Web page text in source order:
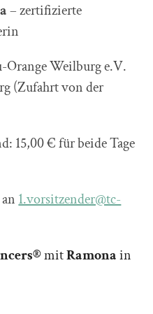
– zertifizierte
Orange Weilburg e.V.
(Zufahrt von der
15,00 € für beide Tage
1.vorsitzender@tc-
mitRamonain